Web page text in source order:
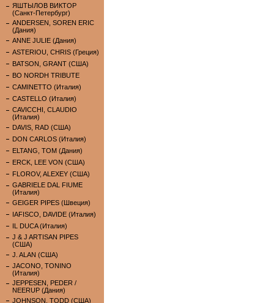
ЯШТЫЛОВ ВИКТОР
(Санкт-Петербург)
ANDERSEN, SOREN ERIC
(Дания)
ANNE JULIE (Дания)
ASTERIOU, CHRIS (Греция)
BATSON, GRANT (США)
BO NORDH TRIBUTE
CAMINETTO (Италия)
CASTELLO (Италия)
CAVICCHI, CLAUDIO
(Италия)
DAVIS, RAD (США)
DON CARLOS (Италия)
ELTANG, TOM (Дания)
ERCK, LEE VON (США)
FLOROV, ALEXEY (США)
GABRIELE DAL FIUME
(Италия)
GEIGER PIPES (Швеция)
IAFISCO, DAVIDE (Италия)
IL DUCA (Италия)
J & J ARTISAN PIPES
(США)
J. ALAN (США)
JACONO, TONINO
(Италия)
JEPPESEN, PEDER /
NEERUP (Дания)
JOHNSON, TODD (США)